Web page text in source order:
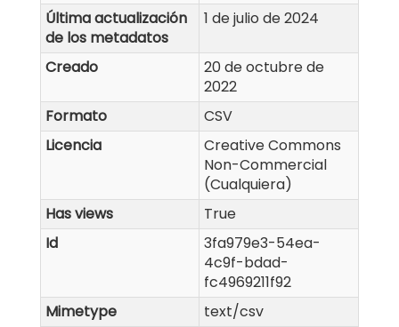
Última actualización
de los metadatos
1 de julio de 2024
Creado
20 de octubre de
2022
Formato
CSV
Licencia
Creative Commons
Non-Commercial
(Cualquiera)
Has views
True
Id
3fa979e3-54ea-
4c9f-bdad-
fc4969211f92
Mimetype
text/csv